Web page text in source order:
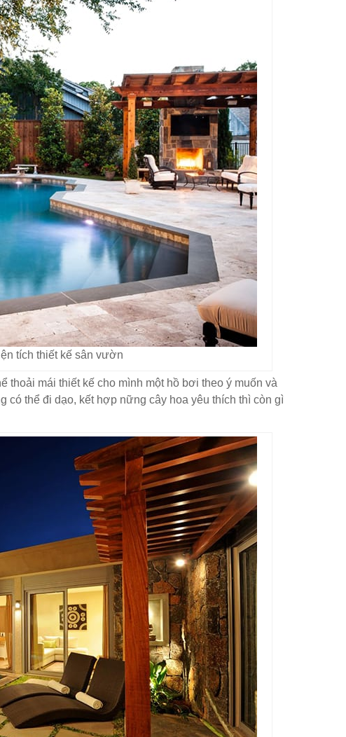
tích thiết kế sân vườn
mái thiết kế cho mình một hồ bơi theo ý muốn và
có thể đi dạo, kết hợp nững cây hoa yêu thích thì còn gì